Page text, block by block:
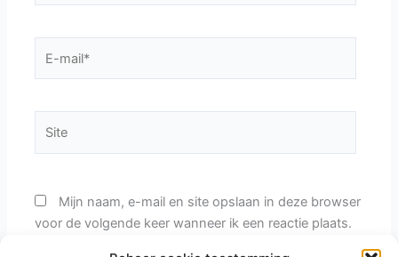
mail*
Mijn naam, e-mail en site opslaan in deze browser
voor de volgende keer wanneer ik een reactie plaats.